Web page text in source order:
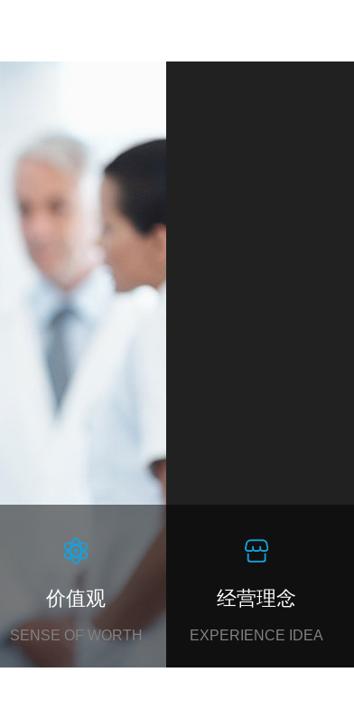
价值观
SENSE OF WORTH
经营理念
EXPERIENCE IDEA